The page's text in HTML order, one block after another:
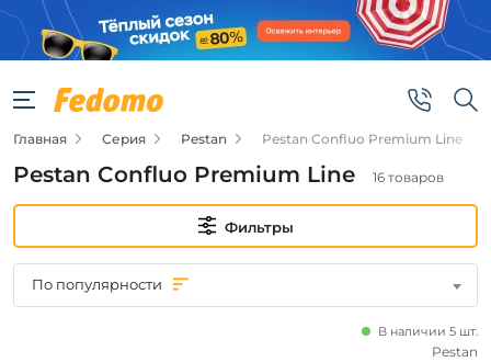
Фильтры
Цена
от
Главная Серия Pestan Pestan Confluo Premium Line
Pestan Confluo Premium Line 16 товаров
Фильтры
По популярности
В наличии 5 шт.
Pestan